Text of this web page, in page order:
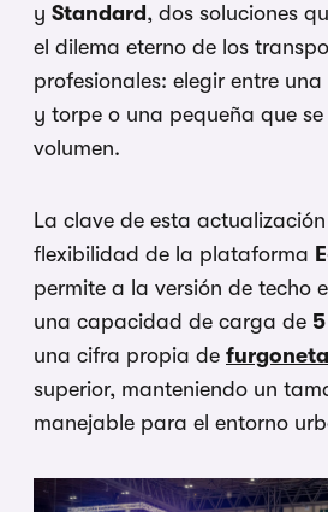
y Standard , dos soluciones
el dilema eterno de los
profesionales: elegir entre
y torpe o una pequeña que
volumen.
La clave de esta
flexibilidad de la plataforma
permite a la versión de techo
una capacidad de carga de
una cifra propia de
superior, manteniendo un
manejable para el entorno